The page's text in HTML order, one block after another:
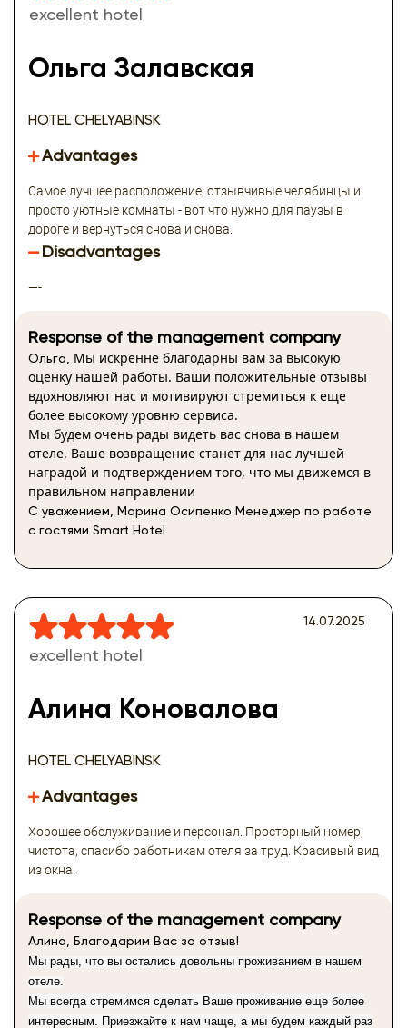
excellent hotel
Ольга Залавская
HOTEL CHELYABINSK
Advantages
Самое лучшее расположение, отзывчивые челябинцы и
просто уютные комнаты - вот что нужно для паузы в
дороге и вернуться снова и снова.
Disadvantages
—-
Response of the management company
Ольга, Мы искренне благодарны вам за высокую
оценку нашей работы. Ваши положительные отзывы
вдохновляют нас и мотивируют стремиться к еще
более высокому уровню сервиса.
Мы будем очень рады видеть вас снова в нашем
отеле. Ваше возвращение станет для нас лучшей
наградой и подтверждением того, что мы движемся в
правильном направлении
С уважением, Марина Осипенко Менеджер по работе
с гостями Smart Hotel
excellent hotel
Алина Коновалова
HOTEL CHELYABINSK
14.07.2025
Advantages
Хорошее обслуживание и персонал. Просторный номер,
чистота, спасибо работникам отеля за труд. Красивый вид
из окна.
Response of the management company
Алина, Благодарим Вас за отзыв!
Мы рады, что вы остались довольны проживанием в нашем
отеле.
Мы всегда стремимся сделать Ваше проживание еще более
интересным. Приезжайте к нам чаще, а мы будем каждый раз